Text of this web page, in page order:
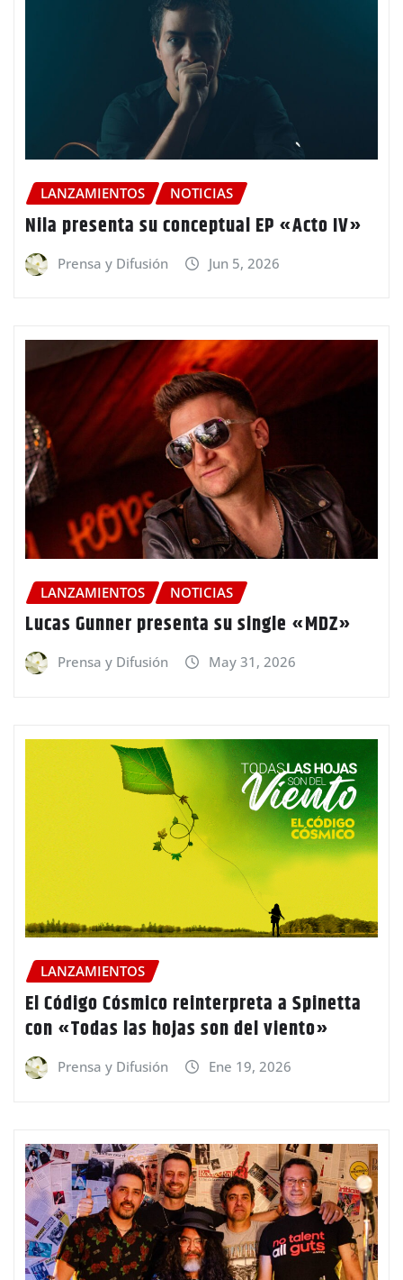
LANZAMIENTOS NOTICIAS
Nila presenta su conceptual EP «Acto IV»
Prensa y Difusión Jun 5, 2026
LANZAMIENTOS NOTICIAS
Lucas Gunner presenta su single «MDZ»
Prensa y Difusión May 31, 2026
LANZAMIENTOS
El Código Cósmico reinterpreta a Spinetta
con «Todas las hojas son del viento»
Prensa y Difusión Ene 19, 2026